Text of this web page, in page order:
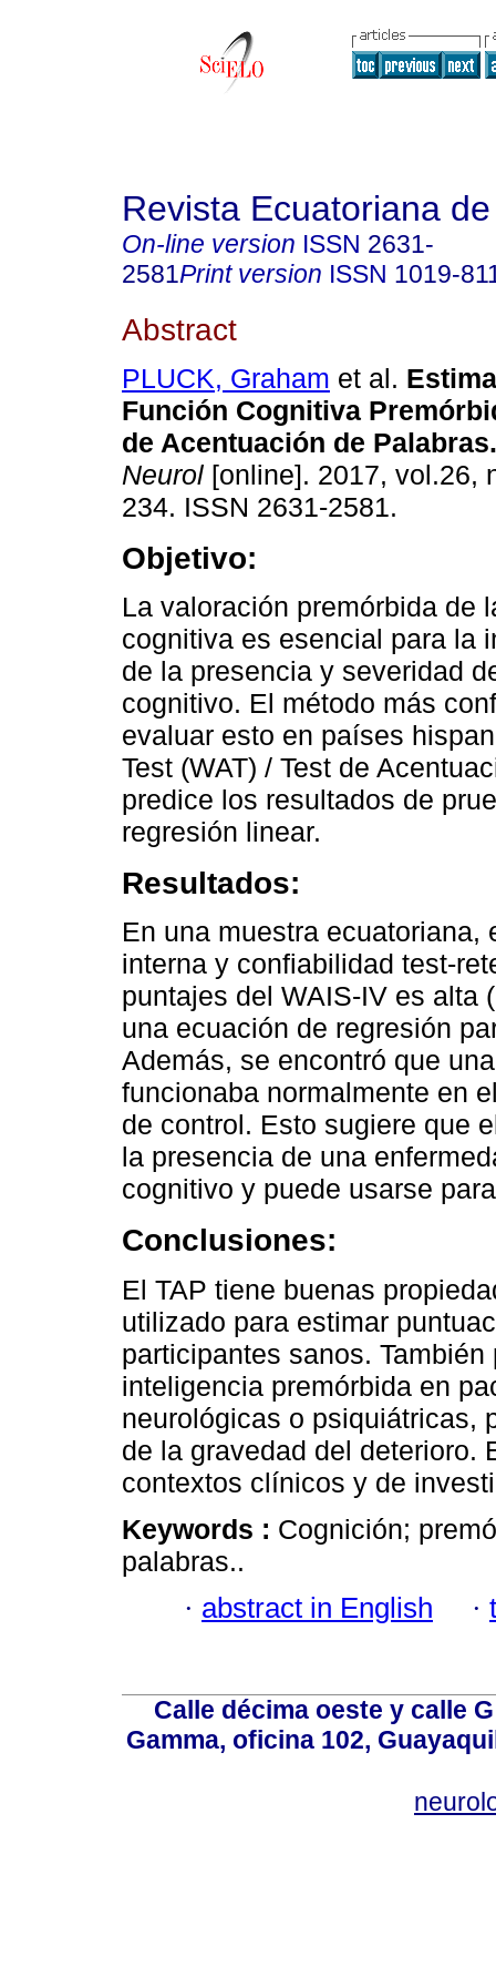
Revista Ecuatoriana
On-line version ISSN 2631-
2581Print version ISSN 1019-
Abstract
PLUCK, Graham et al.
Función Cognitiva
de Acentuación de Palabras.
Neurol [online]. 2017, vol.26,
234. ISSN 2631-2581.
Objetivo:
La valoración premórbida de
cognitiva es esencial para la
de la presencia y severidad
cognitivo. El método más
evaluar esto en países
Test (WAT) / Test de
predice los resultados de
regresión linear.
Resultados:
En una muestra ecuatoriana,
interna y confiabilidad test-
puntajes del WAIS-IV es alta
una ecuación de regresión
Además, se encontró que
funcionaba normalmente en
de control. Esto sugiere que
la presencia de una
cognitivo y puede usarse
Conclusiones:
El TAP tiene buenas
utilizado para estimar
participantes sanos.
inteligencia premórbida en
neurológicas o psiquiátricas,
de la gravedad del deterioro.
contextos clínicos y de
Keywords : Cognición;
palabras..
· abstract in English ·
Calle décima oeste y calle
Gamma, oficina 102,